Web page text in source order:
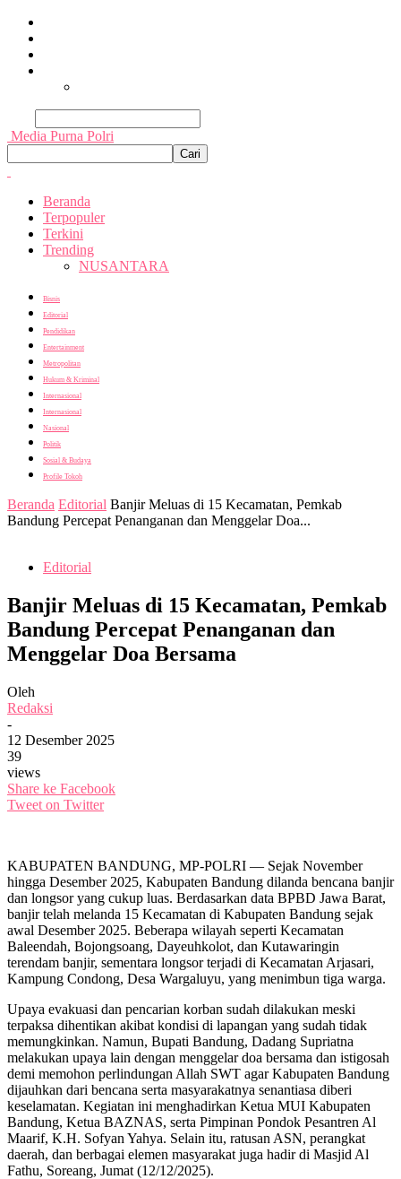
Media Purna Polri
Beranda
Terpopuler
Terkini
Trending
NUSANTARA
Bisnis
Editorial
Pendidikan
Entertainment
Metropolitan
Hukum & Kriminal
Internasional
Internasional
Nasional
Politik
Sosial & Budaya
Profile Tokoh
Beranda Editorial Banjir Meluas di 15 Kecamatan, Pemkab
Bandung Percepat Penanganan dan Menggelar Doa...
Editorial
Banjir Meluas di 15 Kecamatan, Pemkab
Bandung Percepat Penanganan dan
Menggelar Doa Bersama
Oleh
Redaksi
-
12 Desember 2025
39
views
Share ke Facebook
Tweet on Twitter
KABUPATEN BANDUNG, MP-POLRI — Sejak November
hingga Desember 2025, Kabupaten Bandung dilanda bencana banjir
dan longsor yang cukup luas. Berdasarkan data BPBD Jawa Barat,
banjir telah melanda 15 Kecamatan di Kabupaten Bandung sejak
awal Desember 2025. Beberapa wilayah seperti Kecamatan
Baleendah, Bojongsoang, Dayeuhkolot, dan Kutawaringin
terendam banjir, sementara longsor terjadi di Kecamatan Arjasari,
Kampung Condong, Desa Wargaluyu, yang menimbun tiga warga.
Upaya evakuasi dan pencarian korban sudah dilakukan meski
terpaksa dihentikan akibat kondisi di lapangan yang sudah tidak
memungkinkan. Namun, Bupati Bandung, Dadang Supriatna
melakukan upaya lain dengan menggelar doa bersama dan istigosah
demi memohon perlindungan Allah SWT agar Kabupaten Bandung
dijauhkan dari bencana serta masyarakatnya senantiasa diberi
keselamatan. Kegiatan ini menghadirkan Ketua MUI Kabupaten
Bandung, Ketua BAZNAS, serta Pimpinan Pondok Pesantren Al
Maarif, K.H. Sofyan Yahya. Selain itu, ratusan ASN, perangkat
daerah, dan berbagai elemen masyarakat juga hadir di Masjid Al
Fathu, Soreang, Jumat (12/12/2025).